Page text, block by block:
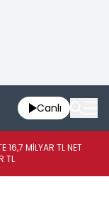
Canlı
16,7 MİLYAR TL NET
TL